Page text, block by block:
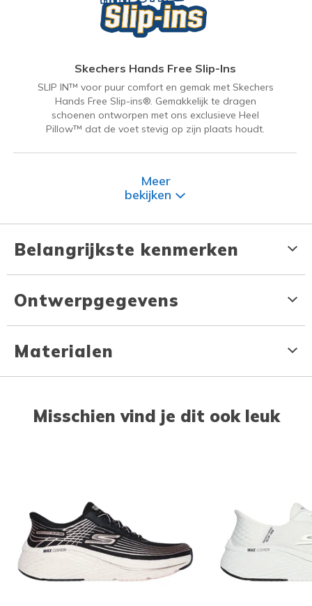
Skechers Hands Free Slip-Ins
SLIP IN™ voor puur comfort en gemak met Skechers
Hands Free Slip-ins®. Gemakkelijk te dragen
schoenen ontworpen met ons exclusieve Heel
Pillow™ dat de voet stevig op zijn plaats houdt.
Meer
bekijken
Belangrijkste kenmerken
Ontwerpgegevens
Materialen
Misschien vind je dit ook leuk